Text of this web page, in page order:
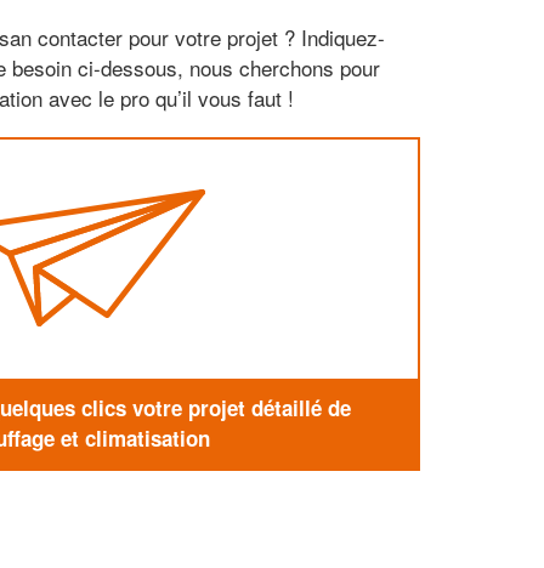
contacter pour votre projet ? Indiquez-
besoin ci-dessous, nous cherchons pour
avec le pro qu’il vous faut !
clics votre projet détaillé de
et climatisation